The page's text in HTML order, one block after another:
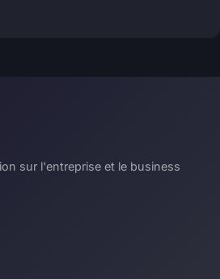
sur l'entreprise et le business